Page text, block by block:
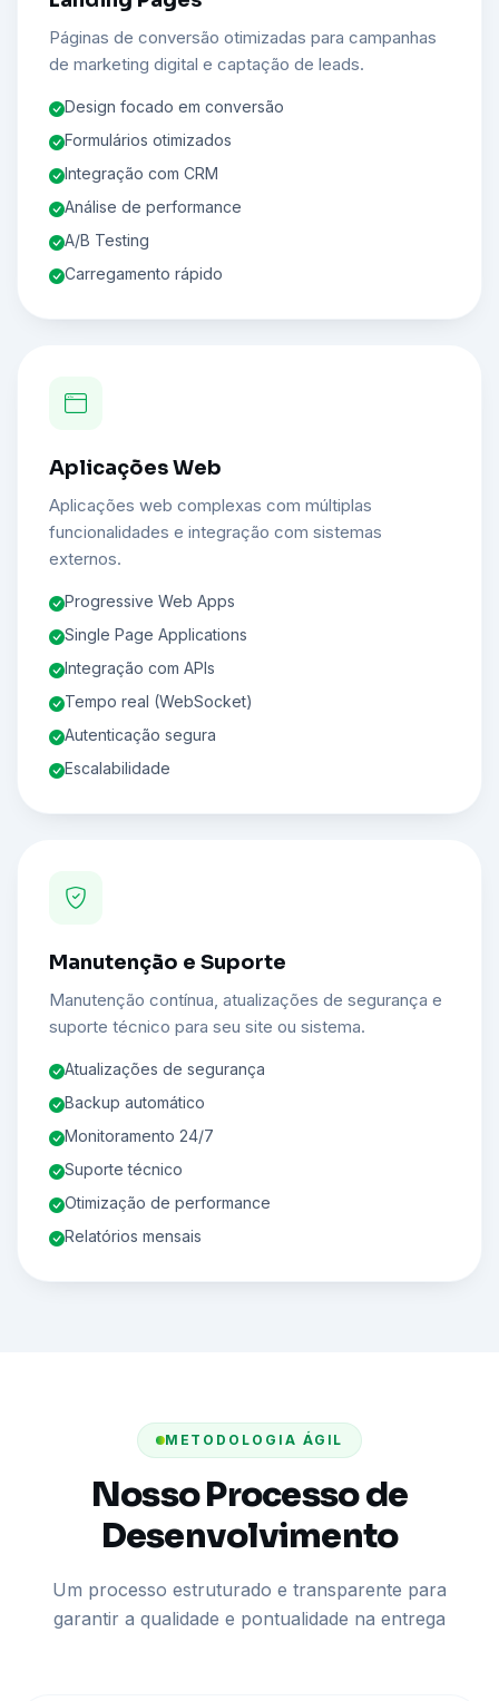
Páginas de conversão otimizadas para campanhas
de marketing digital e captação de leads.
Design focado em conversão
Formulários otimizados
Integração com CRM
Análise de performance
A/B Testing
Carregamento rápido
Aplicações Web
Aplicações web complexas com múltiplas
funcionalidades e integração com sistemas
externos.
Progressive Web Apps
Single Page Applications
Integração com APIs
Tempo real (WebSocket)
Autenticação segura
Escalabilidade
Manutenção e Suporte
Manutenção contínua, atualizações de segurança e
suporte técnico para seu site ou sistema.
Atualizações de segurança
Backup automático
Monitoramento 24/7
Suporte técnico
Otimização de performance
Relatórios mensais
METODOLOGIA ÁGIL
Nosso Processo de
Desenvolvimento
Um processo estruturado e transparente para
garantir a qualidade e pontualidade na entrega